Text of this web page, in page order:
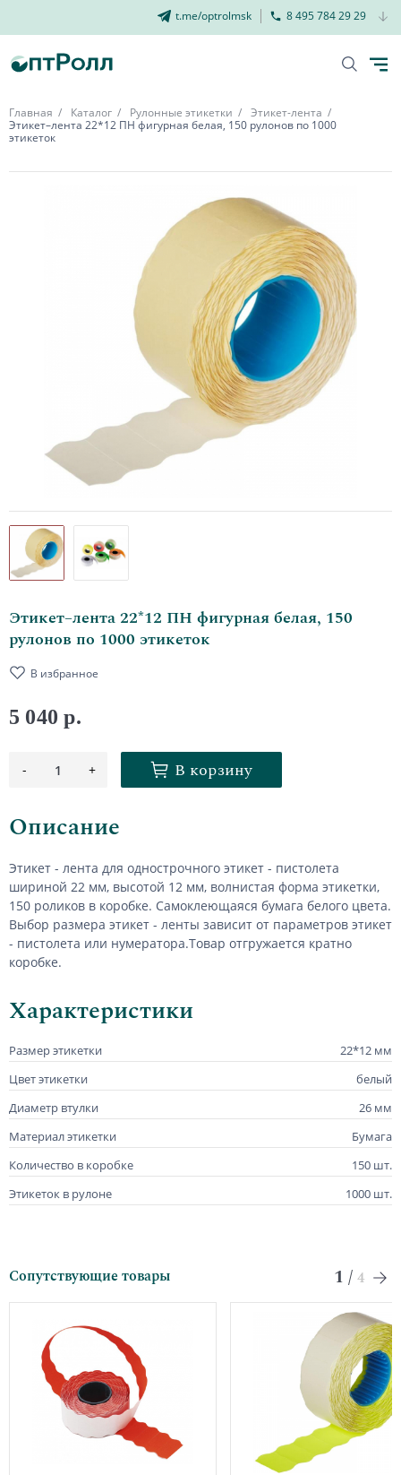
t.me/optrolmsk 8 495 784 29 29
Главная Каталог Рулонные этикетки
Этикет-лента
Этикет–лента 22*12 ПН фигурная белая, 150 рулонов по 1000
этикеток
Этикет–лента 22*12 ПН фигурная белая, 150
рулонов по 1000 этикеток
В избранное
5 040 р.
- 1 + В корзину
Описание
Этикет - лента для однострочного этикет - пистолета
шириной 22 мм, высотой 12 мм, волнистая форма этикетки,
150 роликов в коробке. Самоклеющаяся бумага белого цвета.
Выбор размера этикет - ленты зависит от параметров этикет
- пистолета или нумератора.Товар отгружается кратно
коробке.
Характеристики
Размер этикетки
22*12 мм
Цвет этикетки
белый
Диаметр втулки
26 мм
Материал этикетки
Бумага
Количество в коробке
150 шт.
Этикеток в рулоне
1000 шт.
Сопутствующие товары 1 / 4